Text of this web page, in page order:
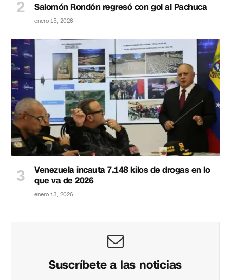
Salomón Rondón regresó con gol al Pachuca
enero 15, 2026
Venezuela incauta 7.148 kilos de drogas en lo
que va de 2026
enero 13, 2026
Suscríbete a las noticias